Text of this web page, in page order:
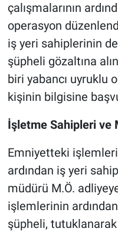
çalışmalarının
operasyon
iş yeri sahiplerinin
şüpheli gözaltına
biri yabancı uyruklu
kişinin bilgisine
İşletme Sahipleri ve
Emniyetteki
ardından iş yeri
müdürü M.Ö.
işlemlerinin
şüpheli,